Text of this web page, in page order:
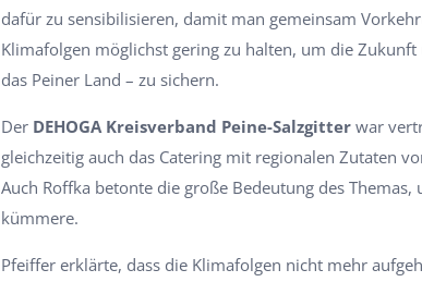
dafür zu sensibilisieren, damit man gemeinsam
Klimafolgen möglichst gering zu halten, um die
das Peiner Land – zu sichern.
Der DEHOGA Kreisverband Peine-Salzgitter war
gleichzeitig auch das Catering mit regionalen Zutaten
Auch Roffka betonte die große Bedeutung des Themas,
kümmere.
Pfeiffer erklärte, dass die Klimafolgen nicht mehr